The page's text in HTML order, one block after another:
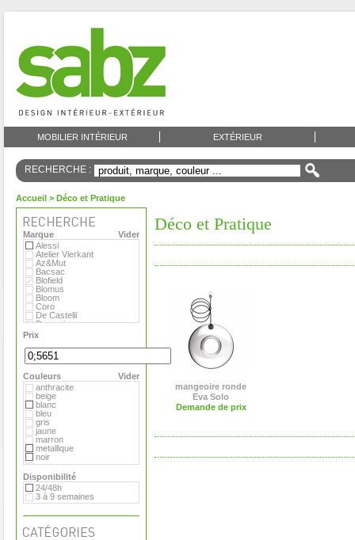
MOBILIER INTÉRIEUR EXTÉRIEUR
RECHERCHE :
Accueil > Déco et Pratique
Vider
Marque
Alessi
Atelier Vierkant
Az&Mut
Bacsac
Blofield
Blomus
Bloom
Coro
De Castelli
Domani
Emu
Eternit
Eva Solo
Extremis
Fermob
Flora
Gandia Blasco
Hay
Magis
Marimekko
Menu
Pop Corn
Rizz
Royal VKB
Serralunga
Stelton
Teracrea
Tradewinds
Tribu
Virages
Viteo
Prix
Vider
Couleurs
anthracite
beige
blanc
bleu
gris
jaune
marron
metallique
noir
orange
rose
rouge
transparent
vert
Disponibilité
24/48h
3 à 9 semaines
Déco et Pratique
mangeoire ronde
Eva Solo
Demande de prix